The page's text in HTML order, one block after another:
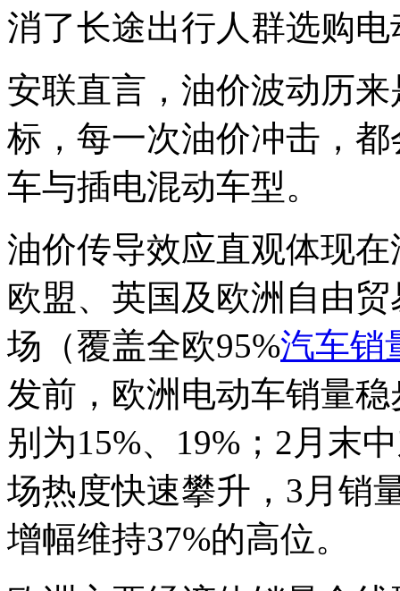
消了长途出行人群选购
安联直言，油价波动历
标，每一次油价冲击，
车与插电混动车型。
油价传导效应直观体现
欧盟、英国及欧洲自由
场（覆盖全欧95%汽车销
发前，欧洲电动车销量
别为15%、19%；2月末
场热度快速攀升，3月销
增幅维持37%的高位。